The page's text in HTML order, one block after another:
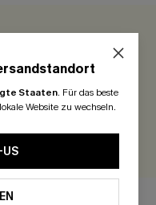
der bewertet
Staaten. Für das beste
Website zu wechseln.
US